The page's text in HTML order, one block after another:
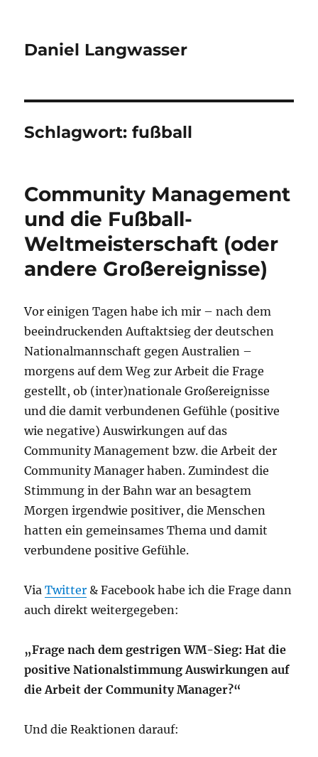
Daniel Langwasser
Schlagwort:fußball
Community Management
und die Fußball-
Weltmeisterschaft (oder
andere Großereignisse)
Vor einigen Tagen habe ich mir – nach dem
beeindruckenden Auftaktsieg der deutschen
Nationalmannschaft gegen Australien –
morgens auf dem Weg zur Arbeit die Frage
gestellt, ob (inter)nationale Großereignisse
und die damit verbundenen Gefühle (positive
wie negative) Auswirkungen auf das
Community Management bzw. die Arbeit der
Community Manager haben. Zumindest die
Stimmung in der Bahn war an besagtem
Morgen irgendwie positiver, die Menschen
hatten ein gemeinsames Thema und damit
verbundene positive Gefühle.
ViaTwitter & Facebook habe ich die Frage dann
auch direkt weitergegeben:
„Frage nach dem gestrigen WM-Sieg: Hat die
positive Nationalstimmung Auswirkungen auf
die Arbeit der Community Manager?“
Und die Reaktionen darauf: